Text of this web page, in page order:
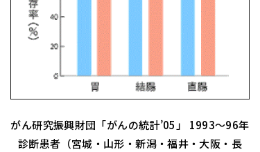
がん研究振興財団「がんの統計’05」 1993～96年
診断患者（宮城・山形・新潟・福井・大阪・長